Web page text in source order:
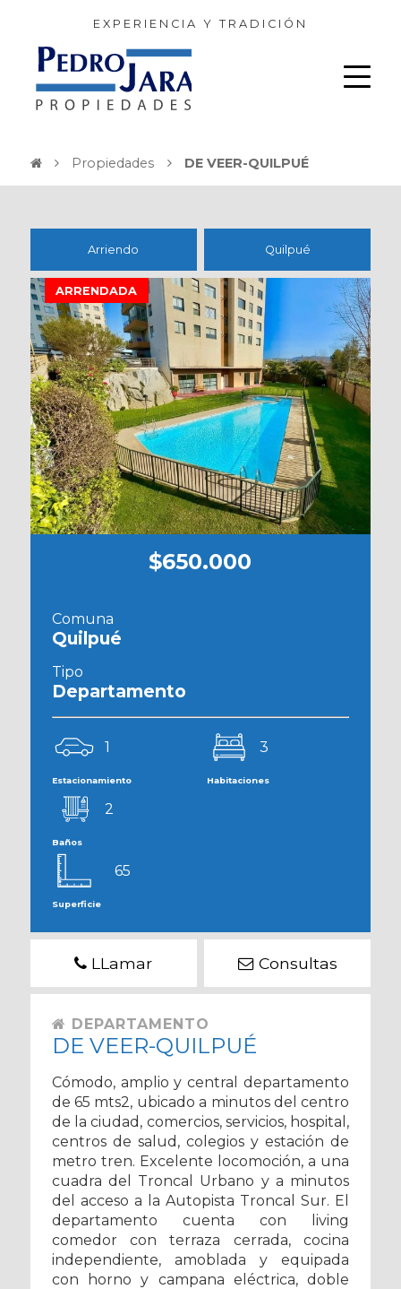
EXPERIENCIA Y TRADICIÓN
Propiedades DE VEER-QUILPUÉ
Arriendo Quilpué
ARRENDADA
$650.000
Comuna
Quilpué
Tipo
Departamento
1
Estacionamiento
3
Habitaciones
2
Baños
65
Superficie
LLamar Consultas
DEPARTAMENTO
DE VEER-QUILPUÉ
Cómodo, amplio y central departamento
de 65 mts2, ubicado a minutos del centro
de la ciudad, comercios, servicios, hospital,
centros de salud, colegios y estación de
metro tren. Excelente locomoción, a una
cuadra del Troncal Urbano y a minutos
del acceso a la Autopista Troncal Sur. El
departamento cuenta con living
comedor con terraza cerrada, cocina
independiente, amoblada y equipada
con horno y campana eléctrica, doble